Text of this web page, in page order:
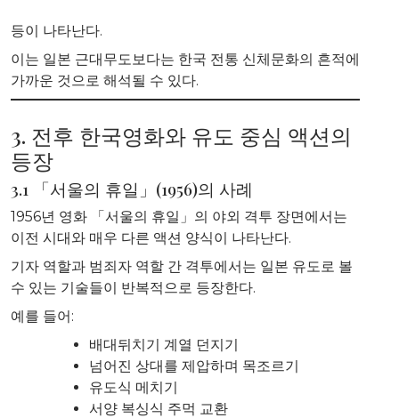
등이 나타난다.
이는 일본 근대무도보다는 한국 전통 신체문화의 흔적에
가까운 것으로 해석될 수 있다.
3. 전후 한국영화와 유도 중심 액션의
등장
3.1 「서울의 휴일」(1956)의 사례
1956년 영화 「서울의 휴일」의 야외 격투 장면에서는
이전 시대와 매우 다른 액션 양식이 나타난다.
기자 역할과 범죄자 역할 간 격투에서는 일본 유도로 볼
수 있는 기술들이 반복적으로 등장한다.
예를 들어:
배대뒤치기 계열 던지기
넘어진 상대를 제압하며 목조르기
유도식 메치기
서양 복싱식 주먹 교환